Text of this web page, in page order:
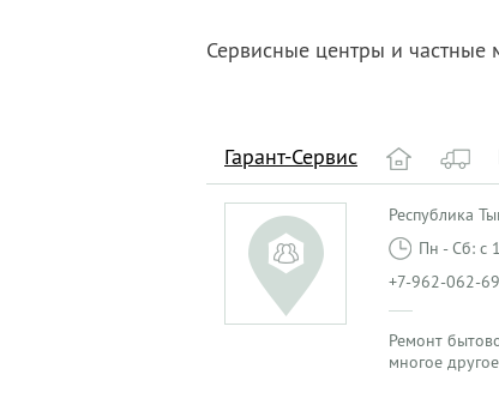
Сервисные центры и
Гарант-Сервис
Республика
Пн - Сб: с
+7-962-062-
Ремонт
многое другое